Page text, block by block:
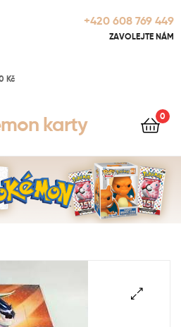
+420 608 769 449
ZAVOLEJTE NÁM
Kč
karty 0